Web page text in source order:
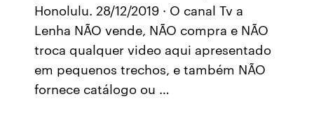
Honolulu. 28/12/2019 · O canal Tv a
Lenha NÃO vende, NÃO compra e NÃO
troca qualquer video aqui apresentado
em pequenos trechos, e também NÃO
fornece catálogo ou …